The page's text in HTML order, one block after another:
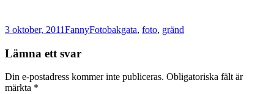
Postat
3 oktober, 2011Författare
FannyKategorier
FotoTaggar
bakgata, foto, gränd
Lämna ett svar
Din e-postadress kommer inte publiceras. Obligatoriska fält är
märkta *